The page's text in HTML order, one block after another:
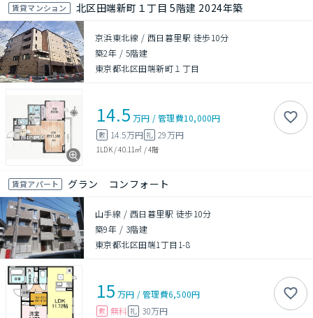
賃貸マンション 北区田端新町１丁目 5階建 2024年築
京浜東北線 / 西日暮里駅 徒歩10分
築2年 / 5階建
東京都北区田端新町１丁目
14.5 万円 /管理費10,000円
敷 14.5万円 礼 29万円
1LDK/40.11㎡ /4階
賃貸アパート グラン コンフォート
山手線 / 西日暮里駅 徒歩10分
築9年 / 3階建
東京都北区田端1丁目1-8
15 万円 /管理費6,500円
敷 無料 礼 30万円